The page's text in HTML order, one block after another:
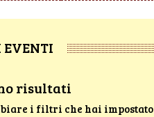
EVENTI
risultati
i filtri che hai impostato